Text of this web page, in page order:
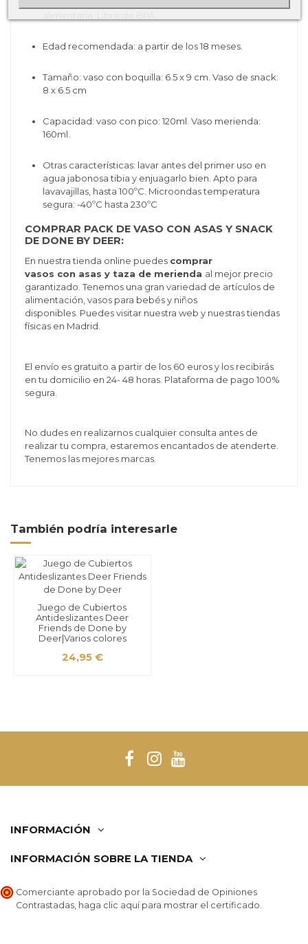
Edad recomendada: a partir de los 18 meses.
Tamaño: vaso con boquilla: 6.5 x 9 cm. Vaso de snack:
8 x 6.5 cm
Capacidad: vaso con pico: 120ml. Vaso merienda:
160ml.
Otras características: lavar antes del primer uso en
agua jabonosa tibia y enjuagarlo bien. Apto para
lavavajillas, hasta 100ºC. Microondas temperatura
segura: -40ºC hasta 230ºC
COMPRAR PACK DE VASO CON ASAS Y SNACK
DE DONE BY DEER:
En nuestra tienda online puedes comprar
vasos con asas y taza de merienda al mejor precio
garantizado. Tenemos una gran variedad de artículos de
alimentación, vasos para bebés y niños
disponibles. Puedes visitar nuestra web y nuestras tiendas
físicas en Madrid.
El envío es gratuito a partir de los 60 euros y los recibirás
en tu domicilio en 24- 48 horas. Plataforma de pago 100%
segura.
No dudes en realizarnos cualquier consulta antes de
realizar tu compra, estaremos encantados de atenderte.
Tenemos las mejores marcas.
También podría interesarle
Juego de Cubiertos
Antideslizantes Deer
Friends de Done by
Deer|Varios colores
24,95 €
INFORMACIÓN
INFORMACIÓN SOBRE LA TIENDA
Comerciante aprobado por la Sociedad de Opiniones
Contrastadas, haga clic aquí para mostrar el certificado